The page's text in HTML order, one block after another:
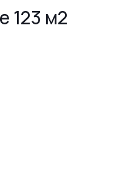
123 м2